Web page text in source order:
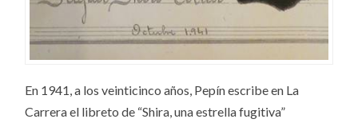
En 1941, a los veinticinco años, Pepín escribe en La
Carrera el libreto de “Shira, una estrella fugitiva”